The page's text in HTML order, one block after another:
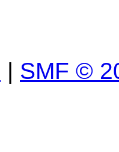
| SMF ©